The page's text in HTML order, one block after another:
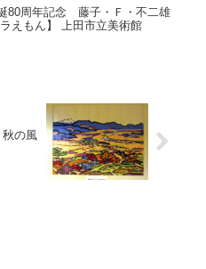
誕80周年記念 藤子・Ｆ・不二雄
えもん】 上田市立美術館
秋の風